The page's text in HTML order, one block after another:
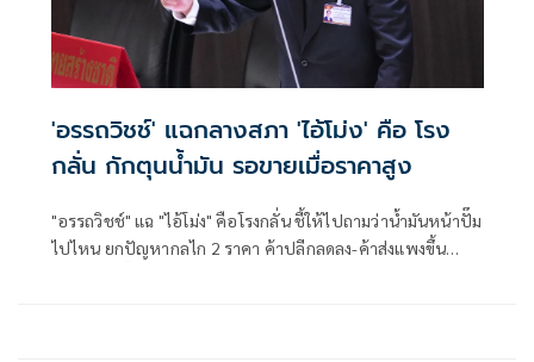
'อรรถวิชช์' แฉกลางสภา 'ไอ้โม่ง' คือ โรง
กลั่น กักตุนน้ำมัน รอขายเมื่อราคาสูง
"อรรถวิชช์" แฉ "ไอ้โม่ง" คือโรงกลั่น ชี้ให้ไปถามว่าน้ำมันหน้าปั๊ม
ไปไหน ยกปัญหากลไก 2 ราคา ค้าปลีกลดลง-ค้าส่งแพงขึ้น